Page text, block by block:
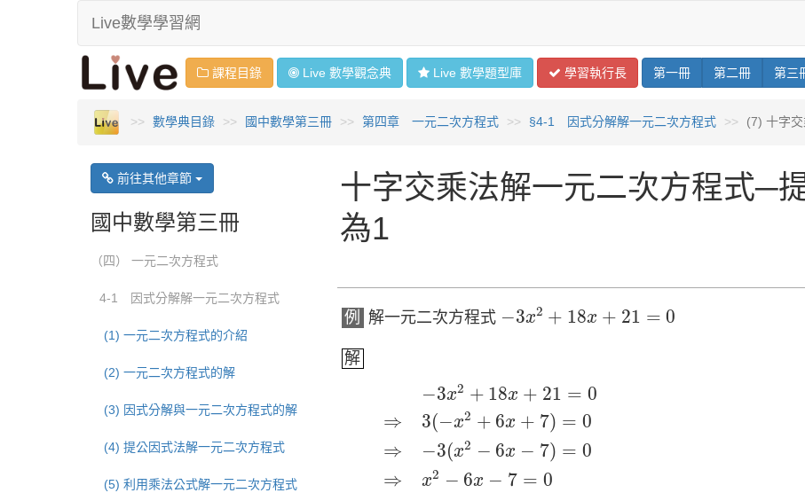
Live數學學習網
課程目錄 Live 數學觀念典 Live 數學題型庫 學習執行長 第一冊 第二冊 第三
數學典目錄 國中數學第三冊 第四章 一元二次方程式 §4-1 因式分解解一元二次方程式 (7) 十字
十字交乘法解一元二次方程式─
為1
例 解一元二次方程式 −3x2 + 18x + 21 = 0
3x 2+ 18 x+ 21 =0
解
−3x2 + 18x + 21 = 0
⇒
3(−x2 + 6x + 7) = 0
⇒
−3(x2 − 6x − 7) = 0
⇒
x2 − 6x − 7 = 0
18 x 21 =0 ⇒ 3(− +6
前往其他章節
國中數學第三冊
（四） 一元二次方程式
4-1 因式分解解一元二次方程式
(1) 一元二次方程式的介紹
(2) 一元二次方程式的解
(3) 因式分解與一元二次方程式的解
(4) 提公因式法解一元二次方程式
(5) 利用乘法公式解一元二次方程式